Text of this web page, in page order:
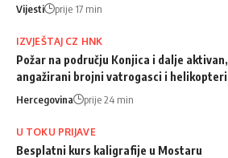
Vijesti prije 17 min
IZVJEŠTAJ CZ HNK
Požar na području Konjica i dalje aktivan,
angažirani brojni vatrogasci i helikopteri
Hercegovina prije 24 min
U TOKU PRIJAVE
Besplatni kurs kaligrafije u Mostaru